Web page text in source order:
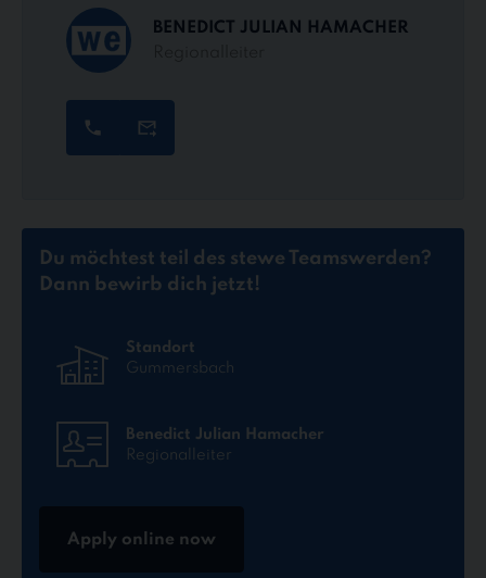
BENEDICT JULIAN HAMACHER
Du möchtest teil des stewe Teamswerden?
Dann bewirb dich jetzt!
Standort
Gummersbach
Benedict Julian Hamacher
Regionalleiter
Apply online now